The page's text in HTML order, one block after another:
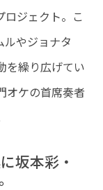
ロジェクト。こ
ルやジョナタ
を繰り広げてい
オケの首席奏者
坂本彩・